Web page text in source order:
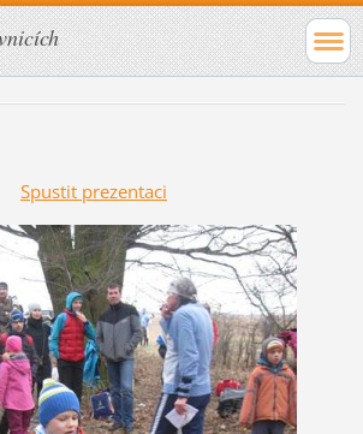
Spustit prezentaci